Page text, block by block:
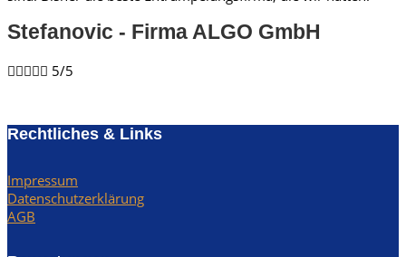
Stefanovic - Firma ALGO GmbH​
 5/5
Rechtliches & Links
Impressum
Datenschutzerklärung
AGB